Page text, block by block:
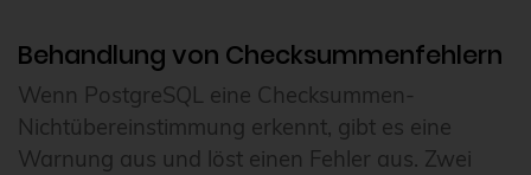
Behandlung von Checksummenfehlern
Wenn PostgreSQL eine Checksummen-
Nichtübereinstimmung erkennt, gibt es eine
Warnung aus und löst einen Fehler aus. Zwei